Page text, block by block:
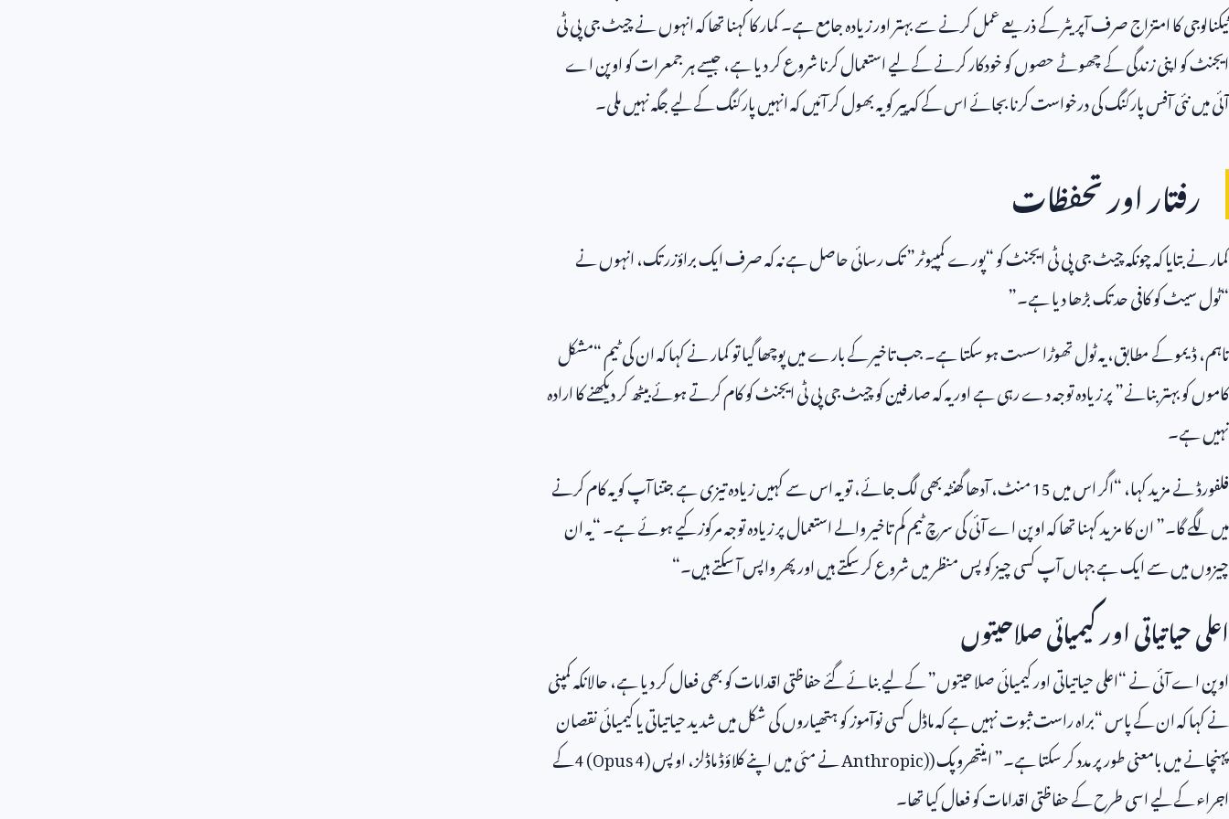
ٹیکنالوجی کا امتزاج صرف آپریٹر کے ذریعے عمل کرنے سے بہتر اور زیادہ جامع ہے۔ کمار کا کہنا تھا کہ انہوں نے چیٹ جی پی ٹی
ایجنٹ کو اپنی زندگی کے چھوٹے حصوں کو خودکار کرنے کے لیے استعمال کرنا شروع کر دیا ہے، جیسے ہر جمعرات کو اوپن اے
آئی میں نئی ​​آفس پارکنگ کی درخواست کرنا بجائے اس کے کہ پیر کو یہ بھول کر آئیں کہ انہیں پارکنگ کے لیے جگہ نہیں ملی۔
رفتار اور تحفظات
کمار نے بتایا کہ چونکہ چیٹ جی پی ٹی ایجنٹ کو “پورے کمپیوٹر” تک رسائی حاصل ہے نہ کہ صرف ایک براؤزر تک، انہوں نے
“ٹول سیٹ کو کافی حد تک بڑھا دیا ہے۔”
تاہم، ڈیمو کے مطابق، یہ ٹول تھوڑا سست ہو سکتا ہے۔ جب تاخیر کے بارے میں پوچھا گیا تو کمار نے کہا کہ ان کی ٹیم “مشکل
کاموں کو بہتر بنانے” پر زیادہ توجہ دے رہی ہے اور یہ کہ صارفین کو چیٹ جی پی ٹی ایجنٹ کو کام کرتے ہوئے بیٹھ کر دیکھنے کا ارادہ
نہیں ہے۔
فلفورڈ نے مزید کہا، “اگر اس میں15منٹ، آدھا گھنٹہ بھی لگ جائے، تو یہ اس سے کہیں زیادہ تیزی ہے جتنا آپ کو یہ کام کرنے
میں لگے گا۔” ان کا مزید کہنا تھا کہ اوپن اے آئی کی سرچ ٹیم کم تاخیر والے استعمال پر زیادہ توجہ مرکوز کیے ہوئے ہے۔ “یہ ان
چیزوں میں سے ایک ہے جہاں آپ کسی چیز کو پس منظر میں شروع کر سکتے ہیں اور پھر واپس آ سکتے ہیں۔“
اعلی حیاتیاتی اور کیمیائی صلاحیتوں
اوپن اے آئی نے “اعلی حیاتیاتی اور کیمیائی صلاحیتوں” کے لیے بنائے گئے حفاظتی اقدامات کو بھی فعال کر دیا ہے، حالانکہ کمپنی
نے کہا کہ ان کے پاس “براہ راست ثبوت نہیں ہے کہ ماڈل کسی نوآموز کو ہتھیاروں کی شکل میں شدید حیاتیاتی یا کیمیائی نقصان
پہنچانے میں بامعنی طور پر مدد کر سکتا ہے۔” اینتھروپک (Anthropic)نے مئی میں اپنے کلاؤڈ ماڈلز، اوپس4 (Opus 4)کے
اجراء کے لیے اسی طرح کے حفاظتی اقدامات کو فعال کیا تھا۔